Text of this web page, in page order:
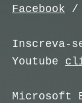
Facebook /
Inscreva-
Youtube
Microsoft